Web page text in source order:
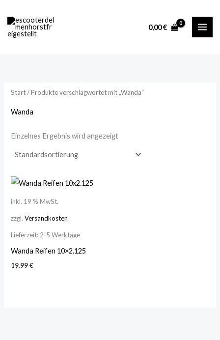
Inhalt
springen
0,00€
i
n
e
i
e
Start/ Produkte verschlagwortet mit „Wanda“
Wanda
Einzelnes Ergebnis wird angezeigt
inkl. 19 % MwSt.
zzgl.Versandkosten
Lieferzeit: 2-5 Werktage
Wanda Reifen 10×2.125
19,99€